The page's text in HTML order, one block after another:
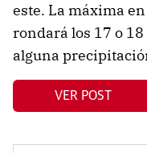
este. La máxima
rondará los 17 o
alguna
VER POST